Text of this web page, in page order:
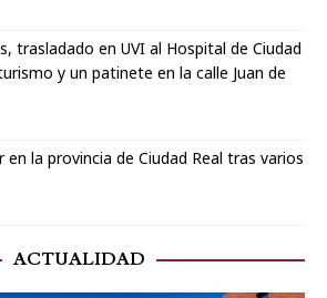
trasladado en UVI al Hospital de Ciudad
y un patinete en la calle Juan de
en la provincia de Ciudad Real tras varios
ACTUALIDAD